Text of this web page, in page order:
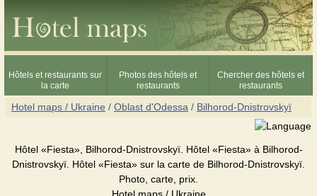
Hôtels et restaurants sur
la carte
Photos des hôtels et
restaurants
Chercher des hôtels et
restaurants
Hotel maps / Ukraine / Oblast d'Odessa / Bilhorod-Dnistrovskyï
Hôtel «Fiesta», Bilhorod-Dnistrovskyï. Hôtel «Fiesta» à Bilhorod-
Dnistrovskyï. Hôtel «Fiesta» sur la carte de Bilhorod-Dnistrovskyï.
Photo, carte, prix.